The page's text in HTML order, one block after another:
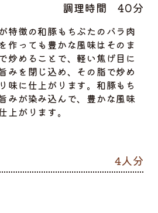
調理時間40分
特徴の和豚もちぶたのバラ肉
作っても豊かな風味はそのま
炒めることで、軽い焦げ目に
みを閉じ込め、その脂で炒め
味に仕上がります。和豚もち
みが染み込んで、豊かな風味
上がります。
4人分